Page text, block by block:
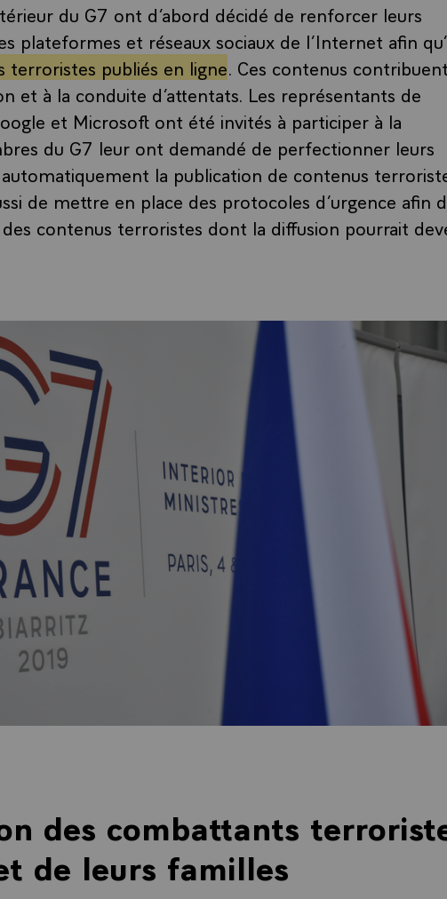
du G7 ont d’abord décidé de renforcer leurs
plateformes et réseaux sociaux de l’Internet afin
terroristes publiés en ligne. Ces contenus
et à la conduite d’attentats. Les représentants de
et Microsoft ont été invités à participer à la
du G7 leur ont demandé de perfectionner leurs
la publication de contenus
de mettre en place des protocoles d’urgence afin
contenus terroristes dont la diffusion pourrait
des combattants
de leurs familles